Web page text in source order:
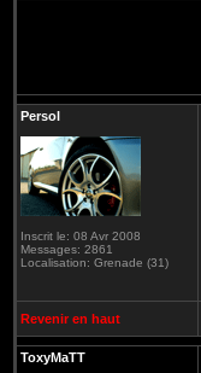
Persol
Inscrit le: 08 Avr 2008
Messages: 2861
Localisation: Grenade (31)
Revenir en haut
ToxyMaTT